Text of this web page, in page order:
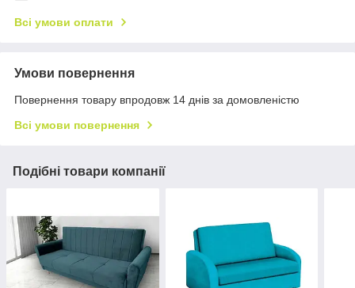
Всі умови оплати
Умови повернення
Повернення товару впродовж 14 днів за домовленістю
Всі умови повернення
Подібні товари компанії